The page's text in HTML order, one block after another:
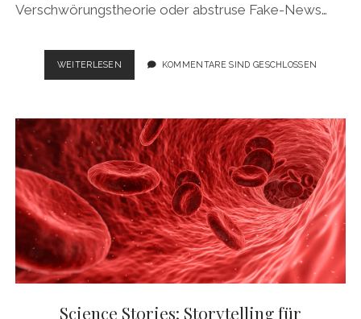
Verschwörungstheorie oder abstruse Fake-News…
WEITERLESEN ERZÄHLT
DIE
KOMMENTARE SIND GESCHLOSSEN
Science Stories: Storytelling für